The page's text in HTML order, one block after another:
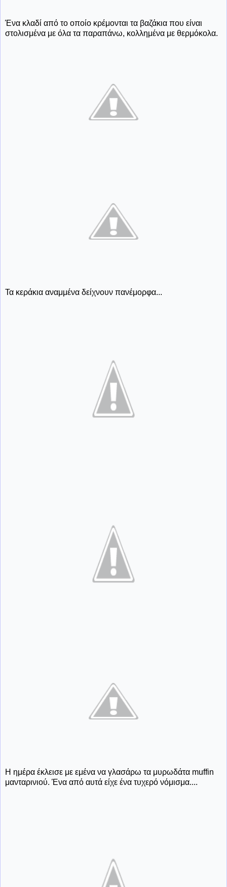
Ένα κλαδί από το οποίο κρέμονται τα βαζάκια που είναι
στολισμένα με όλα τα παραπάνω, κολλημένα με θερμόκολα.
Τα κεράκια αναμμένα δείχνουν πανέμορφα...
Η ημέρα έκλεισε με εμένα να γλασάρω τα μυρωδάτα muffin
μανταρινιού. Ένα από αυτά είχε ένα τυχερό νόμισμα....